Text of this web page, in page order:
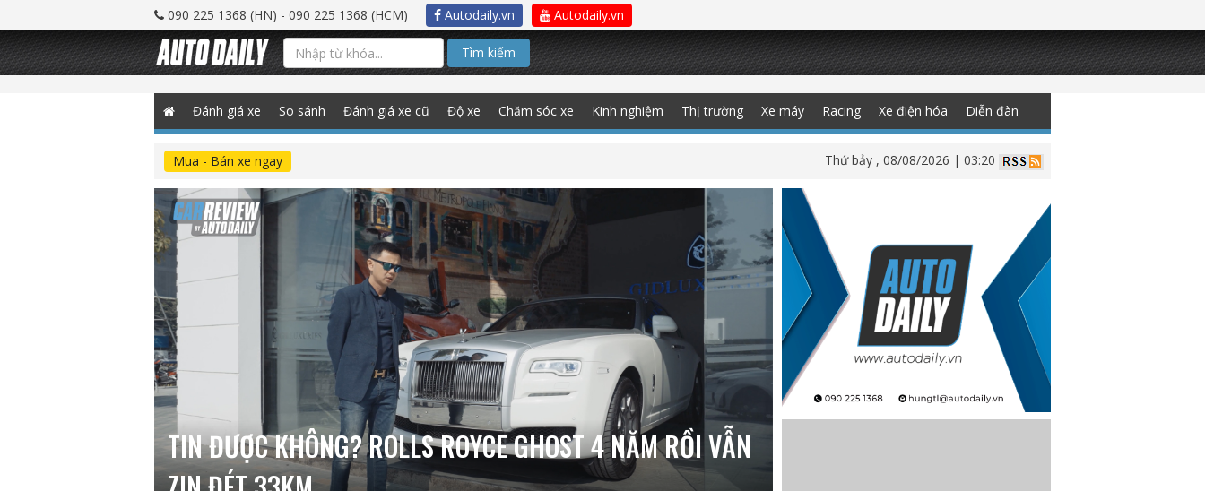
090 225 1368 (HN) - 090 225 1368 (HCM) Autodaily.vn Autodaily.vn
Tìm kiếm
Đánh giá xe So sánh Đánh giá xe cũ Độ xe Chăm sóc xe Kinh nghiệm Thị trường Xe máy Racing Xe điện hóa Diễn đàn
Mua - Bán xe ngay Thứ bảy , 08/08/2026 | 03:20
TIN ĐƯỢC KHÔNG? ROLLS ROYCE GHOST 4 NĂM RỒI VẪN